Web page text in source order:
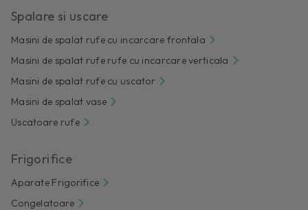
Spalare si uscare
Masini de spalat rufe cu incarcare frontala
Masini de spalat rufe rufe cu incarcare verticala
Masini de spalat rufe cu uscator
Masini de spalat vase
Uscatoare rufe
Frigorifice
Aparate Frigorifice
Congelatoare